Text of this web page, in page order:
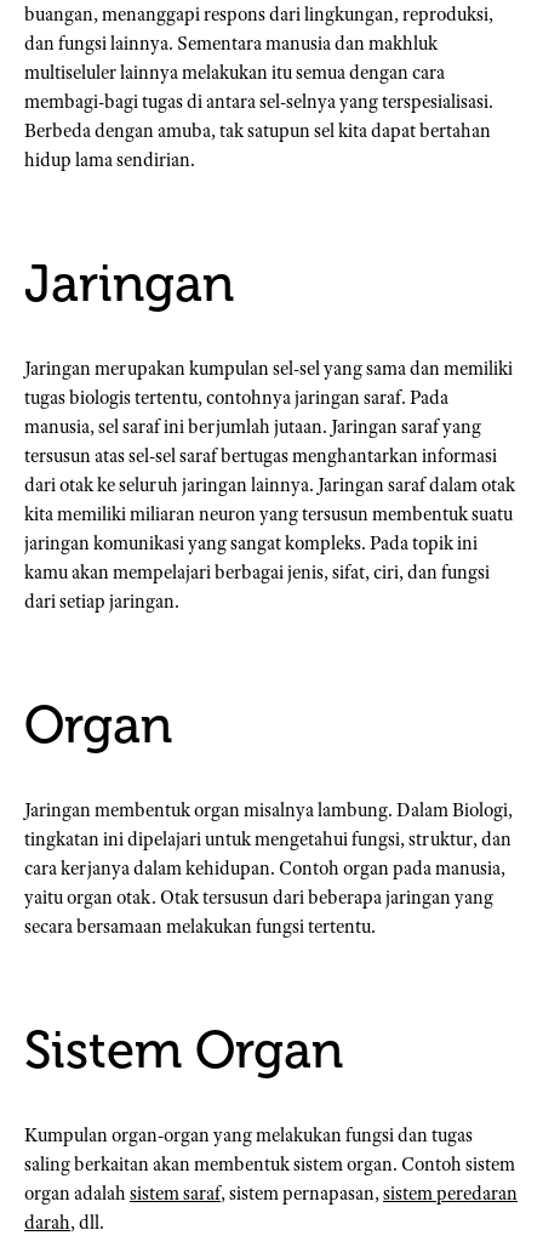
buangan, menanggapi respons dari lingkungan, reproduksi,
dan fungsi lainnya. Sementara manusia dan makhluk
multiseluler lainnya melakukan itu semua dengan cara
membagi-bagi tugas di antara sel-selnya yang terspesialisasi.
Berbeda dengan amuba, tak satupun sel kita dapat bertahan
hidup lama sendirian.
Jaringan
Jaringan merupakan kumpulan sel-sel yang sama dan memiliki
tugas biologis tertentu, contohnya jaringan saraf. Pada
manusia, sel saraf ini berjumlah jutaan. Jaringan saraf yang
tersusun atas sel-sel saraf bertugas menghantarkan informasi
dari otak ke seluruh jaringan lainnya. Jaringan saraf dalam otak
kita memiliki miliaran neuron yang tersusun membentuk suatu
jaringan komunikasi yang sangat kompleks. Pada topik ini
kamu akan mempelajari berbagai jenis, sifat, ciri, dan fungsi
dari setiap jaringan.
Organ
Jaringan membentuk organ misalnya lambung. Dalam Biologi,
tingkatan ini dipelajari untuk mengetahui fungsi, struktur, dan
cara kerjanya dalam kehidupan. Contoh organ pada manusia,
yaitu organ otak. Otak tersusun dari beberapa jaringan yang
secara bersamaan melakukan fungsi tertentu.
Sistem Organ
Kumpulan organ-organ yang melakukan fungsi dan tugas
saling berkaitan akan membentuk sistem organ. Contoh sistem
organ adalah sistem saraf, sistem pernapasan,sistem peredaran
darah, dll.